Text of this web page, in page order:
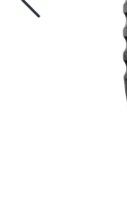
Verneutstyr